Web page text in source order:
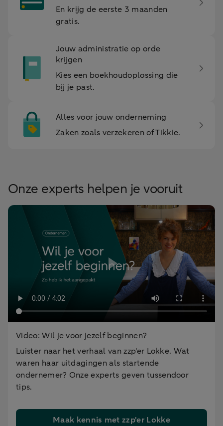
En krijg de eerste 3 maanden
gratis.
Jouw administratie op orde
krijgen
Kies een boekhoudoplossing die
bij je past.
Alles voor jouw onderneming
Zaken zoals verzekeren of Tikkie.
Onze experts helpen je vooruit
Video: Wil je voor jezelf beginnen?
Luister naar het verhaal van zzp'er Lokke. Wat
waren haar uitdagingen als startende
ondernemer? Onze experts geven tussendoor
tips.
Maak kennis met zzp'er Lokke